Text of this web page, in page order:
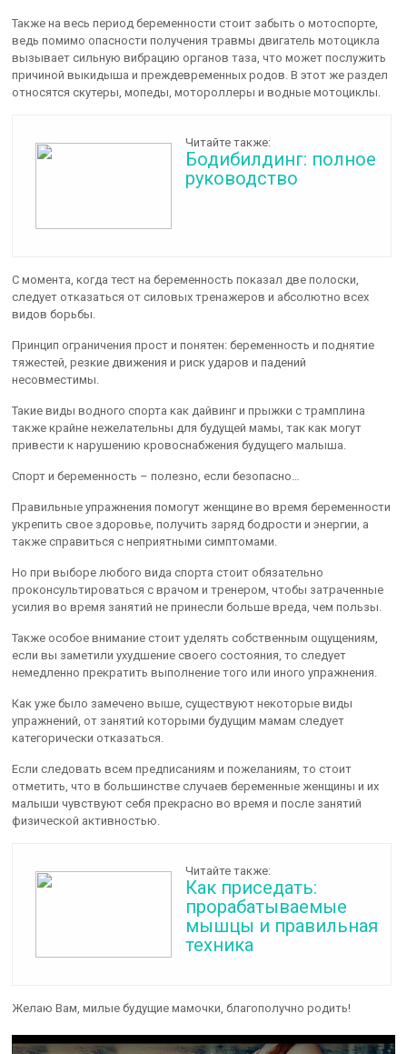
Также на весь период беременности стоит забыть о мотоспорте,
ведь помимо опасности получения травмы двигатель мотоцикла
вызывает сильную вибрацию органов таза, что может послужить
причиной выкидыша и преждевременных родов. В этот же раздел
относятся скутеры, мопеды, мотороллеры и водные мотоциклы.
Читайте также:
Бодибилдинг: полное
руководство
С момента, когда тест на беременность показал две полоски,
следует отказаться от силовых тренажеров и абсолютно всех
видов борьбы.
Принцип ограничения прост и понятен: беременность и поднятие
тяжестей, резкие движения и риск ударов и падений
несовместимы.
Такие виды водного спорта как дайвинг и прыжки с трамплина
также крайне нежелательны для будущей мамы, так как могут
привести к нарушению кровоснабжения будущего малыша.
Спорт и беременность – полезно, если безопасно…
Правильные упражнения помогут женщине во время беременности
укрепить свое здоровье, получить заряд бодрости и энергии, а
также справиться с неприятными симптомами.
Но при выборе любого вида спорта стоит обязательно
проконсультироваться с врачом и тренером, чтобы затраченные
усилия во время занятий не принесли больше вреда, чем пользы.
Также особое внимание стоит уделять собственным ощущениям,
если вы заметили ухудшение своего состояния, то следует
немедленно прекратить выполнение того или иного упражнения.
Как уже было замечено выше, существуют некоторые виды
упражнений, от занятий которыми будущим мамам следует
категорически отказаться.
Если следовать всем предписаниям и пожеланиям, то стоит
отметить, что в большинстве случаев беременные женщины и их
малыши чувствуют себя прекрасно во время и после занятий
физической активностью.
Читайте также:
Как приседать:
прорабатываемые
мышцы и правильная
техника
Желаю Вам, милые будущие мамочки, благополучно родить!